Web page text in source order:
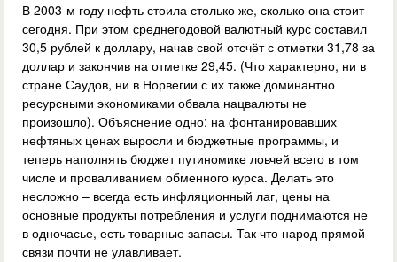
В 2003-м году нефть стоила столько же, сколько она стоит
сегодня. При этом среднегодовой валютный курс составил
30,5 рублей к доллару, начав свой отсчёт с отметки 31,78 за
доллар и закончив на отметке 29,45. (Что характерно, ни в
стране Саудов, ни в Норвегии с их также доминантно
ресурсными экономиками обвала нацвалюты не
произошло). Объяснение одно: на фонтанировавших
нефтяных ценах выросли и бюджетные программы, и
теперь наполнять бюджет путиномике ловчей всего в том
числе и проваливанием обменного курса. Делать это
несложно – всегда есть инфляционный лаг, цены на
основные продукты потребления и услуги поднимаются не
в одночасье, есть товарные запасы. Так что народ прямой
связи почти не улавливает.